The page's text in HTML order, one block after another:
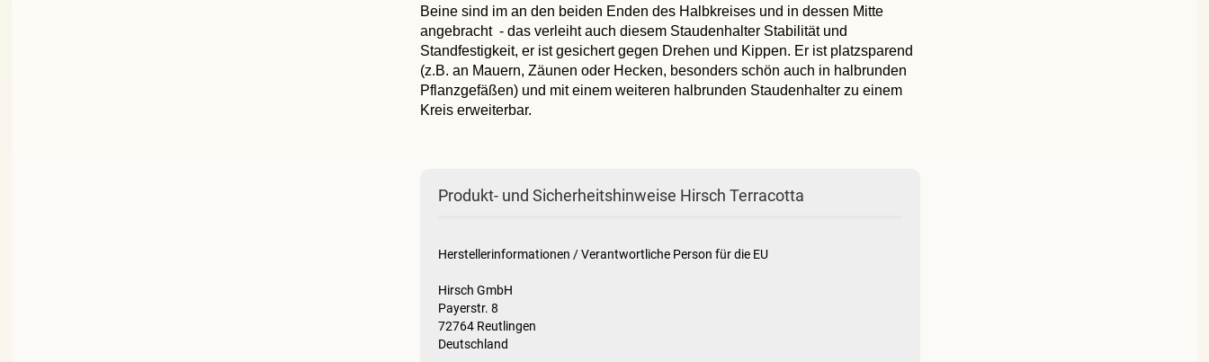
Beine sind im an den beiden Enden des Halbkreises und in dessen Mitte
angebracht - das verleiht auch diesem Staudenhalter Stabilität und
Standfestigkeit, er ist gesichert gegen Drehen und Kippen. Er ist platzsparend
(z.B. an Mauern, Zäunen oder Hecken, besonders schön auch in halbrunden
Pflanzgefäßen) und mit einem weiteren halbrunden Staudenhalter zu einem
Kreis erweiterbar.
Produkt- und Sicherheitshinweise Hirsch Terracotta
Herstellerinformationen / Verantwortliche Person für die EU
Hirsch GmbH
Payerstr. 8
72764 Reutlingen
Deutschland